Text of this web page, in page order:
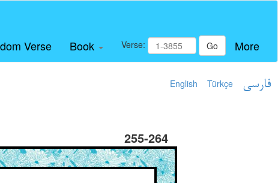
Verse Book Verse: Go More
English Türkçe فارسی
255-264